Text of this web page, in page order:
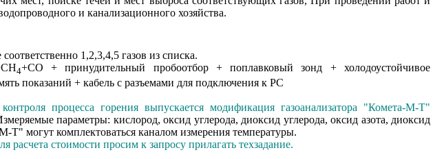
и канализационного хозяйства.
1,2,3,4,5 газов из списка.
4+СО + принудительный пробоотбор + поплавковый зонд + холодоустойчивое
показаний + кабель с разъемами для подключения к РС
процесса горения выпускается модификация газоанализатора "Комета-М-Т"
параметры: кислород, оксид углерода, диоксид углерода, оксид азота, диоксид
Т" могут комплектоваться каналом измерения температуры.
стоимости просим к запросу прилагать техзадание.